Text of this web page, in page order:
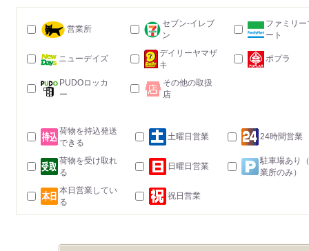
営業所
セブン-イレブ
ン
ファミリー
ート
ニューデイズ
デイリーヤマザ
キ
ポプラ
PUDOロッカ
ー
その他の取扱
店
荷物を持込発送
できる
土曜日営業 24時間営業
荷物を受け取れ
る
日曜日営業
駐車場あり
業所のみ）
本日営業してい
る
祝日営業